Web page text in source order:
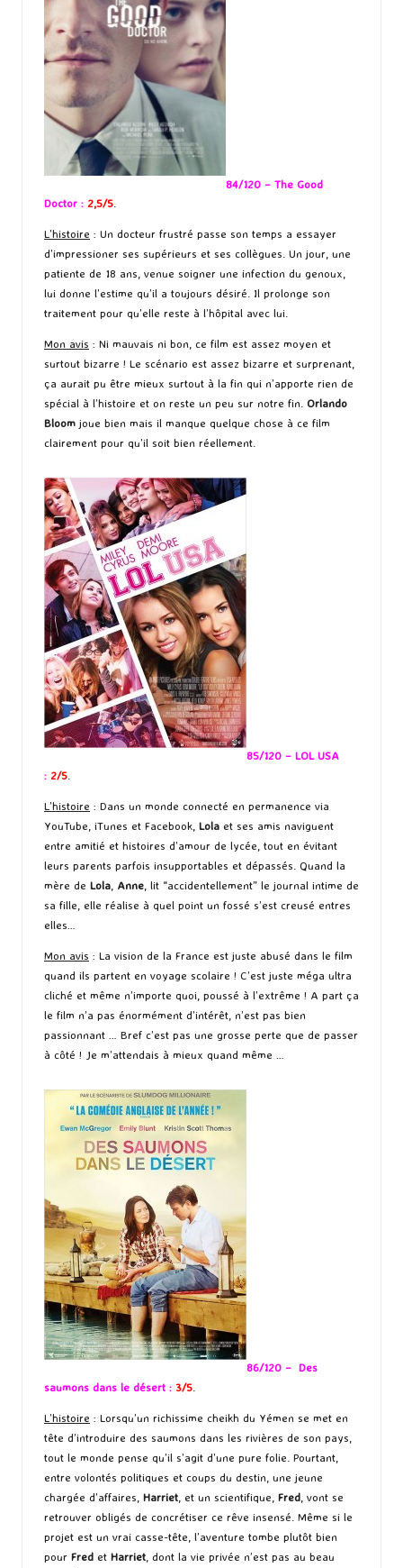
84/120 – The Good
Doctor : 2,5/5.
L’histoire : Un docteur frustré passe son temps a essayer
d’impressioner ses supérieurs et ses collègues. Un jour, une
patiente de 18 ans, venue soigner une infection du genoux,
lui donne l’estime qu’il a toujours désiré. Il prolonge son
traitement pour qu’elle reste à l’hôpital avec lui.
Mon avis : Ni mauvais ni bon, ce film est assez moyen et
surtout bizarre ! Le scénario est assez bizarre et surprenant,
ça aurait pu être mieux surtout à la fin qui n’apporte rien de
spécial à l’histoire et on reste un peu sur notre fin. Orlando
Bloom joue bien mais il manque quelque chose à ce film
clairement pour qu’il soit bien réellement.
85/120 – LOL USA
: 2/5.
L’histoire : Dans un monde connecté en permanence via
YouTube, iTunes et Facebook, Lola et ses amis naviguent
entre amitié et histoires d’amour de lycée, tout en évitant
leurs parents parfois insupportables et dépassés. Quand la
mère de Lola, Anne, lit “accidentellement” le journal intime de
sa fille, elle réalise à quel point un fossé s’est creusé entres
elles…
Mon avis : La vision de la France est juste abusé dans le film
quand ils partent en voyage scolaire ! C’est juste méga ultra
cliché et même n’importe quoi, poussé à l’extrême ! A part ça
le film n’a pas énormément d’intérêt, n’est pas bien
passionnant … Bref c’est pas une grosse perte que de passer
à côté ! Je m’attendais à mieux quand même …
86/120 – Des
saumons dans le désert : 3/5.
L’histoire : Lorsqu’un richissime cheikh du Yémen se met en
tête d’introduire des saumons dans les rivières de son pays,
tout le monde pense qu’il s’agit d’une pure folie. Pourtant,
entre volontés politiques et coups du destin, une jeune
chargée d’affaires, Harriet, et un scientifique, Fred, vont se
retrouver obligés de concrétiser ce rêve insensé. Même si le
projet est un vrai casse-tête, l’aventure tombe plutôt bien
pour Fred et Harriet, dont la vie privée n’est pas au beau